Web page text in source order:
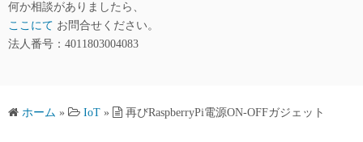
何か相談がありましたら、
ここにて お問合せください。
法人番号：4011803004083
ホーム » IoT » 再びRaspberryPi電源ON-OFFガジェット